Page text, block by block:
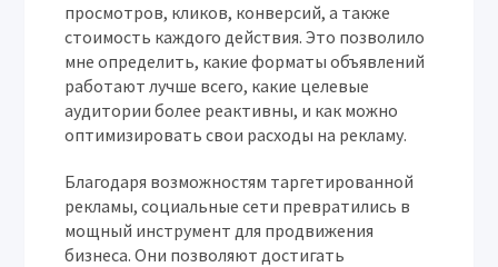
просмотров, кликов, конверсий, а также
стоимость каждого действия. Это позволило
мне определить, какие форматы объявлений
работают лучше всего, какие целевые
аудитории более реактивны, и как можно
оптимизировать свои расходы на рекламу.
Благодаря возможностям таргетированной
рекламы, социальные сети превратились в
мощный инструмент для продвижения
бизнеса. Они позволяют достигать